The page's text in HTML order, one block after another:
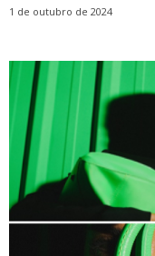
1 de outubro de 2024